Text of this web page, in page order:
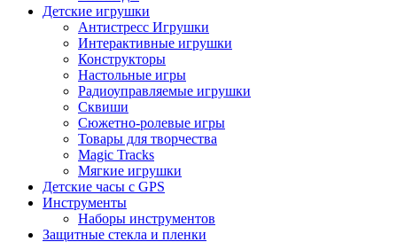
Детские игрушки
Антистресс Игрушки
Интерактивные игрушки
Конструкторы
Настольные игры
Радиоуправляемые игрушки
Сквиши
Сюжетно-ролевые игры
Товары для творчества
Magic Tracks
Мягкие игрушки
Детские часы с GPS
Инструменты
Наборы инструментов
Защитные стекла и пленки